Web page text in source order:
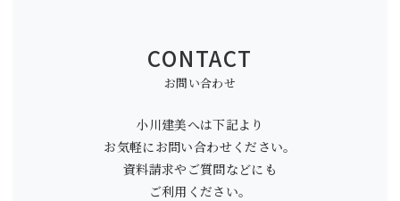
CONTACT
お問い合わせ
小川建美へは下記より
お気軽にお問い合わせください。
資料請求やご質問などにも
ご利用ください。